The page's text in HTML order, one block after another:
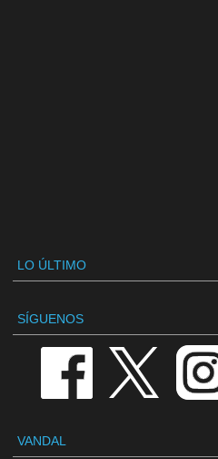
LO ÚLTIMO
SÍGUENOS
VANDAL